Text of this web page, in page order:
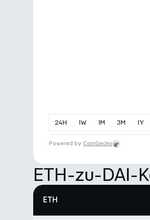
24H 1W 1M 3M 1Y
Powered by CoinGecko
ETH-zu-DAI-
ETH